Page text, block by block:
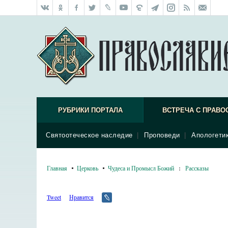
РУБРИКИ ПОРТАЛА ВСТРЕЧА С
Святоотеческое наследие Проповеди
Главная Церковь Чудеса и Промысл Божий : Рассказы
Tweet Нравится